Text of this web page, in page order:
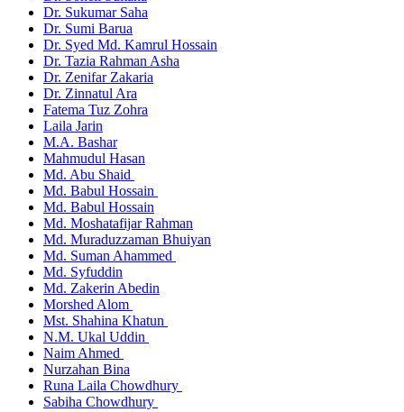
Dr. Sukumar Saha
Dr. Sumi Barua
Dr. Syed Md. Kamrul Hossain
Dr. Tazia Rahman Asha
Dr. Zenifar Zakaria
Dr. Zinnatul Ara
Fatema Tuz Zohra
Laila Jarin
M.A. Bashar
Mahmudul Hasan
Md. Abu Shaid
Md. Babul Hossain
Md. Babul Hossain
Md. Moshatafijar Rahman
Md. Muraduzzaman Bhuiyan
Md. Suman Ahammed
Md. Syfuddin
Md. Zakerin Abedin
Morshed Alom
Mst. Shahina Khatun
N.M. Ukal Uddin
Naim Ahmed
Nurzahan Bina
Runa Laila Chowdhury
Sabiha Chowdhury